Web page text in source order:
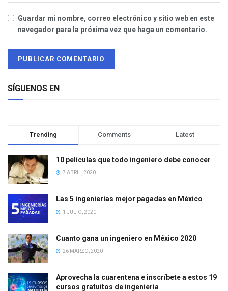
Guardar mi nombre, correo electrónico y sitio web en este
navegador para la próxima vez que haga un comentario.
SÍGUENOS EN
Trending Comments Latest
10 películas que todo ingeniero debe conocer
7 ABRIL, 2020
Las 5 ingenierías mejor pagadas en México
1 JULIO, 2020
Cuanto gana un ingeniero en México 2020
26 MARZO, 2020
Aprovecha la cuarentena e inscríbete a estos 19
cursos gratuitos de ingeniería